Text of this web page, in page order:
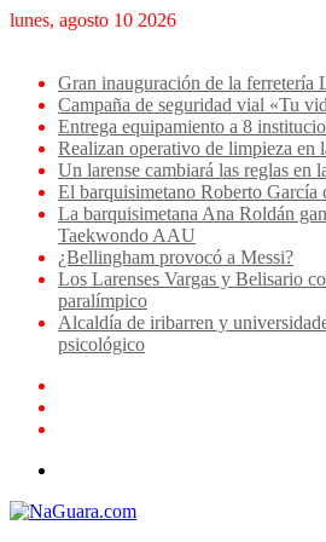
lunes, agosto 10 2026
Gran inauguración de la ferretería
Campaña de seguridad vial «Tu
Entrega equipamiento a 8
Realizan operativo de limpieza en
Un larense cambiará las reglas en
El barquisimetano Roberto García
La barquisimetana Ana Roldán
Taekwondo AAU
¿Bellingham provocó a Messi?
Los Larenses Vargas y Belisario
paralímpico
Alcaldía de iribarren y
psicológico